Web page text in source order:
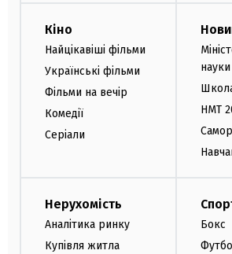
Кіно
Найцікавіші фільми
Українські фільми
Фільми на вечір
Комедії
Серіали
НМТ
Нерухомість
Аналітика ринку
Купівля житла
Бокс